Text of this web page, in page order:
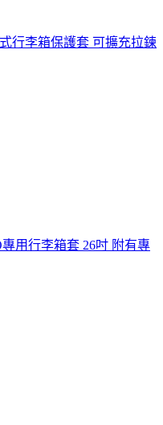
行李箱保護套 可擴充拉鍊
專用行李箱套 26吋 附有專